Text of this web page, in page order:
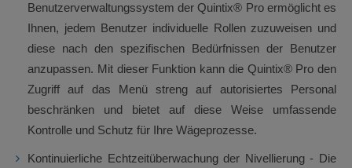
Benutzerverwaltungssystem der Quintix® Pro ermöglicht es
Ihnen, jedem Benutzer individuelle Rollen zuzuweisen und
diese nach den spezifischen Bedürfnissen der Benutzer
anzupassen. Mit dieser Funktion kann die Quintix® Pro den
Zugriff auf das Menü streng auf autorisiertes Personal
beschränken und bietet auf diese Weise umfassende
Kontrolle und Schutz für Ihre Wägeprozesse.
Kontinuierliche Echtzeitüberwachung der Nivellierung - Die